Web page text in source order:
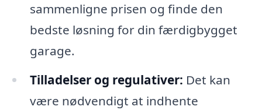
sammenligne prisen og finde den
bedste løsning for din færdigbygget
garage.
Tilladelser og regulativer: Det kan
være nødvendigt at indhente